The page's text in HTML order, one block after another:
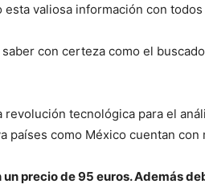
valiosa información con
con certeza como el
tecnológica para el
países como México cuentan
precio de 95 euros. Además